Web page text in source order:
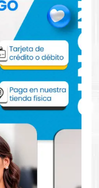
para adquirir tus
los dias. Escríbenos o
perfecta para tu
Xerox 013R00659 para
013R00659
7125 7220
la mejor manera de
para impresora Xerox
una amplia selección de
un rendimiento óptimo y